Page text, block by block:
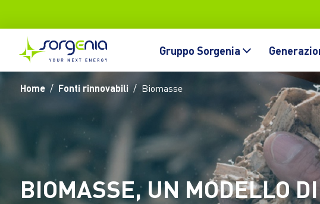
Main navigation
Gruppo Sorgenia
Home Fonti rinnovabili Biomasse
BIOMASSE, UN MODELLO